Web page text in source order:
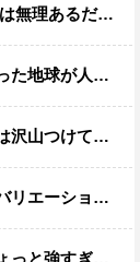
理あるだろ…
んだ（汗だく）」
てほしいよね
ンがあるよね